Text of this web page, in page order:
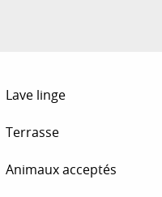
Lave linge
Terrasse
Animaux acceptés